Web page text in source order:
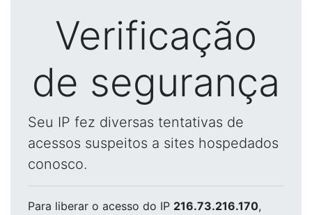
Verificação
de segurança
Seu IP fez diversas tentativas de
acessos suspeitos a sites hospedados
conosco.
Para liberar o acesso do IP 216.73.216.170,